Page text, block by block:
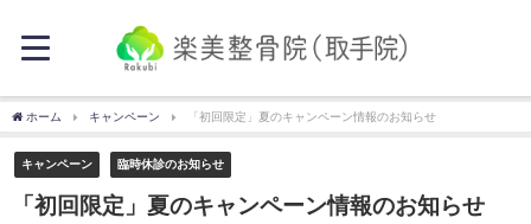
ホーム キャンペーン 「初回限定」夏のキャンペーン情報のお知らせ
キャンペーン 臨時休診のお知らせ
「初回限定」夏のキャンペーン情報のお知らせ